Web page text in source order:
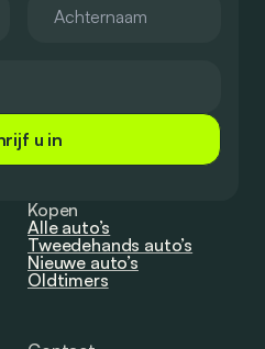
u in
Kopen
Alle auto’s
Tweedehands auto’s
Nieuwe auto’s
Oldtimers